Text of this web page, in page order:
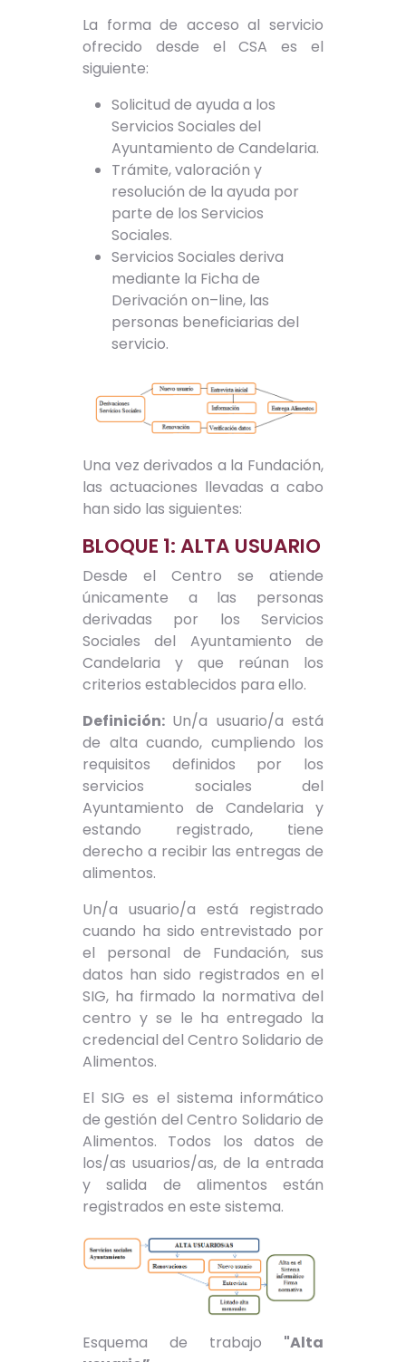
La forma de acceso al servicio
ofrecido desde el CSA es el
siguiente:
Solicitud de ayuda a los
Servicios Sociales del
Ayuntamiento de Candelaria.
Trámite, valoración y
resolución de la ayuda por
parte de los Servicios
Sociales.
Servicios Sociales deriva
mediante la Ficha de
Derivación on–line, las
personas beneficiarias del
servicio.
Una vez derivados a la Fundación,
las actuaciones llevadas a cabo
han sido las siguientes:
BLOQUE 1: ALTA USUARIO
Desde el Centro se atiende
únicamente a las personas
derivadas por los Servicios
Sociales del Ayuntamiento de
Candelaria y que reúnan los
criterios establecidos para ello.
Definición: Un/a usuario/a está
de alta cuando, cumpliendo los
requisitos definidos por los
servicios sociales del
Ayuntamiento de Candelaria y
estando registrado, tiene
derecho a recibir las entregas de
alimentos.
Un/a usuario/a está registrado
cuando ha sido entrevistado por
el personal de Fundación, sus
datos han sido registrados en el
SIG, ha firmado la normativa del
centro y se le ha entregado la
credencial del Centro Solidario de
Alimentos.
El SIG es el sistema informático
de gestión del Centro Solidario de
Alimentos. Todos los datos de
los/as usuarios/as, de la entrada
y salida de alimentos están
registrados en este sistema.
Esquema de trabajo "Alta